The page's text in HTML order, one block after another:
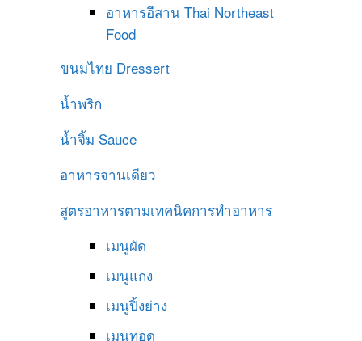
อาหารอีสาน Thai Northeast
Food
ขนมไทย Dressert
น้ำพริก
น้ำจิ้ม Sauce
อาหารจานเดียว
สูตรอาหารตามเทคนิคการทำอาหาร
เมนูผัด
เมนูแกง
เมนูปิ้งย่าง
เมนูทอด